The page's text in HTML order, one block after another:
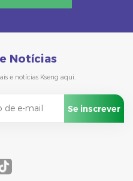
Notícias
e notícias Kseng aqui.